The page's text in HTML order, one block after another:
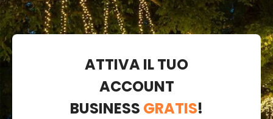
ATTIVA IL TUO
ACCOUNT
BUSINESS GRATIS!